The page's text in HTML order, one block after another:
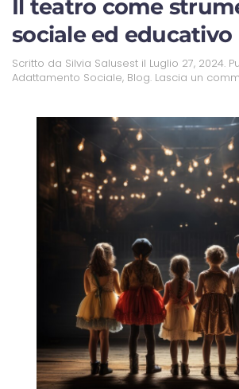
Il teatro come
sociale ed educativo
Scritto da Silvia Salusest il Luglio 27, 2024.
Adattamento Sociale, Blog. Lascia un